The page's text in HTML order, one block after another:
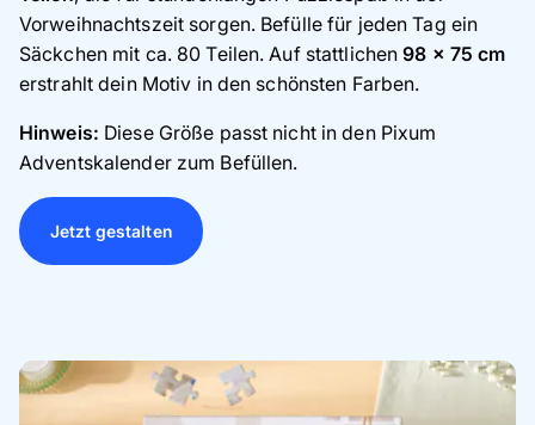
Vorweihnachtszeit sorgen. Befülle für jeden Tag ein
Säckchen mit ca. 80 Teilen. Auf stattlichen98 x 75 cm
erstrahlt dein Motiv in den schönsten Farben.
Hinweis: Diese Größe passt nicht in den Pixum
Adventskalender zum Befüllen.
Jetzt gestalten